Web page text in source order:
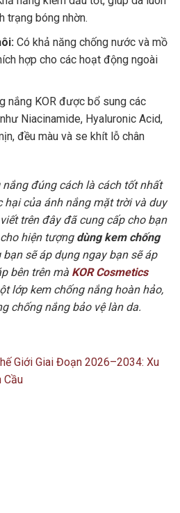
trạng bóng nhờn.
Có khả năng chống nước và mồ
hợp cho các hoạt động ngoài
nắng KOR được bổ sung các
Niacinamide, Hyaluronic Acid,
đều màu và se khít lỗ chân
nắng đúng cách là cách tốt nhất
hại của ánh nắng mặt trời và duy
trên đây đã cung cấp cho bạn
hiện tượng dùng kem chống
bạn sẽ áp dụng ngay bạn sẽ áp
bên trên mà KOR Cosmetics
lớp kem chống nắng hoàn hảo,
chống nắng bảo vệ làn da.